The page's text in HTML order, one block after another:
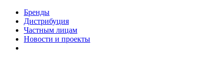
Бренды
Дистрибуция
Частным лицам
Новости и проекты